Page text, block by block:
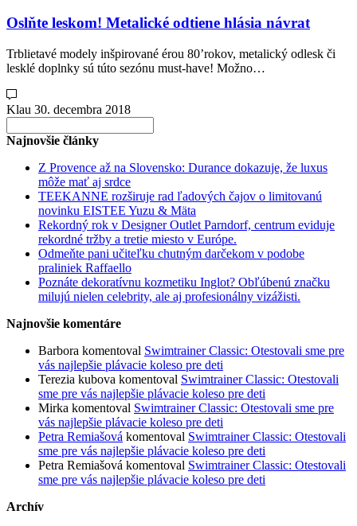
Oslňte leskom! Metalické odtiene hlásia návrat
Trblietavé modely inšpirované érou 80’rokov, metalický odlesk či
lesklé doplnky sú túto sezónu must-have! Možno…
Klau 30. decembra 2018
for:
Najnovšie články
Z Provence až na Slovensko: Durance dokazuje, že luxus
môže mať aj srdce
TEEKANNE rozširuje rad ľadových čajov o limitovanú
novinku EISTEE Yuzu & Mäta
Rekordný rok v Designer Outlet Parndorf, centrum eviduje
rekordné tržby a tretie miesto v Európe.
Odmeňte pani učiteľku chutným darčekom v podobe
praliniek Raffaello
Poznáte dekoratívnu kozmetiku Inglot? Obľúbenú značku
milujú nielen celebrity, ale aj profesionálny vizážisti.
Najnovšie komentáre
Barbora komentoval Swimtrainer Classic: Otestovali sme pre
vás najlepšie plávacie koleso pre deti
Terezia kubova komentoval Swimtrainer Classic: Otestovali
sme pre vás najlepšie plávacie koleso pre deti
Mirka komentoval Swimtrainer Classic: Otestovali sme pre
vás najlepšie plávacie koleso pre deti
Petra Remiašová komentoval Swimtrainer Classic: Otestovali
sme pre vás najlepšie plávacie koleso pre deti
Petra Remiašová komentoval Swimtrainer Classic: Otestovali
sme pre vás najlepšie plávacie koleso pre deti
Archív